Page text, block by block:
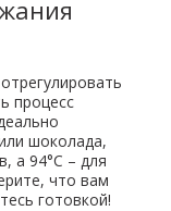
процесс
шоколада,
а 94°C – для
что вам
готовкой!